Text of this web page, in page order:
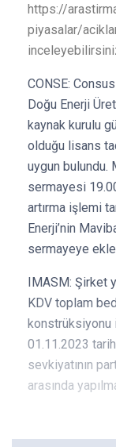
https://
piyasalar/
CONSE:
Doğu Enerji
kaynak kurulu
olduğu lisans
uygun bulundu.
sermayesi
artırma işlemi
Enerji’nin
sermayeye
IMASM: Şirket
KDV toplam
konstrüksiyonu
01.11.2023
sevkiyatının
arasında